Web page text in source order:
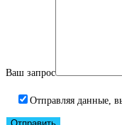
Ваш запрос
Отправляя данные,